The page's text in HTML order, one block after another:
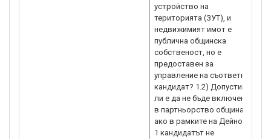
устройство на
територията (ЗУТ), и
недвижимият имот е
публична общинска
собственост, но е
предоставен за
управление на съответния
кандидат? 1.2) Допустимо
ли е да не бъде включена
в партньорство общината
ако в рамките на Дейност
1 кандидатът не